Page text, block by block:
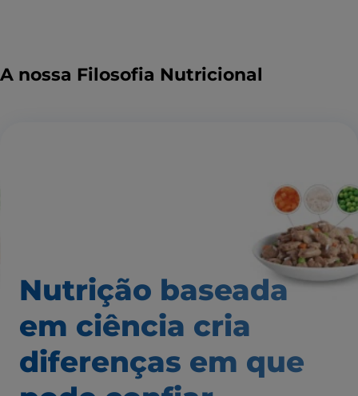
A nossa Filosofia Nutricional
Nutrição baseada
em ciência cria
diferenças em que